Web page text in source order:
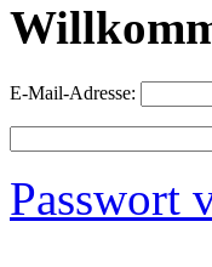
E-Mail-Adresse:
Passwort